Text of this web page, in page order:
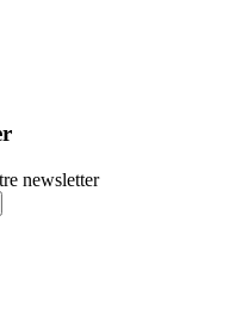
newsletter